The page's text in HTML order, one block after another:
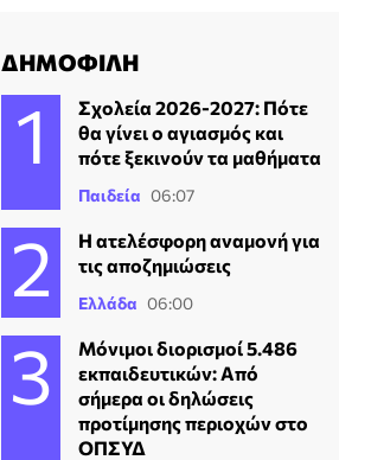
ΔΗΜΟΦΙΛΗ
Σχολεία 2026-2027: Πότε
θα γίνει ο αγιασμός και
πότε ξεκινούν τα μαθήματα
Παιδεία 06:07
Η ατελέσφορη αναμονή για
τις αποζημιώσεις
Ελλάδα 06:00
Μόνιμοι διορισμοί 5.486
εκπαιδευτικών: Από
σήμερα οι δηλώσεις
προτίμησης περιοχών στο
ΟΠΣΥΔ